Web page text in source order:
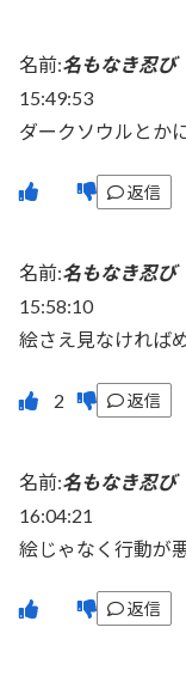
名前:名もなき忍び
15:49:53
ダークソウルとか
返信
名前:名もなき忍び
15:58:10
絵さえ見なければ
返信
名前:名もなき忍び
16:04:21
絵じゃなく行動が
返信